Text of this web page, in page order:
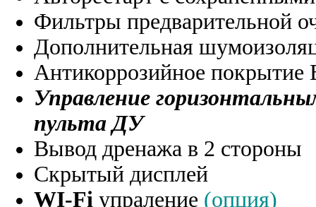
Фильтры предварительной
Дополнительная
Антикоррозийное покрытие
Управление
пульта ДУ
Вывод дренажа в 2 стороны
Скрытый дисплей
WI-Fi упраление (опция)